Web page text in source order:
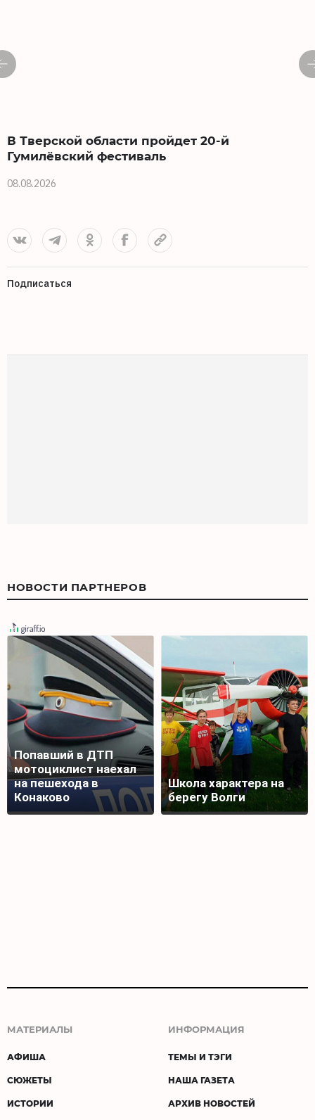
В Тверской области пройдет 20-й
Гумилёвский фестиваль
08.08.2026
Подписаться
НОВОСТИ ПАРТНЕРОВ
Попавший в ДТП
мотоциклист наехал
на пешехода в
Конаково
Школа характера на
берегу Волги
МАТЕРИАЛЫ
АФИША
СЮЖЕТЫ
ИСТОРИИ
ИНФОРМАЦИЯ
ТЕМЫ И ТЭГИ
НАША ГАЗЕТА
АРХИВ НОВОСТЕЙ